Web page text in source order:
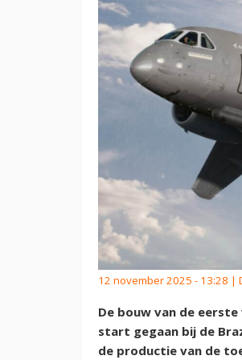
12 november 2025 - 13:28 |
De bouw van de
start gegaan bij de
de productie van de